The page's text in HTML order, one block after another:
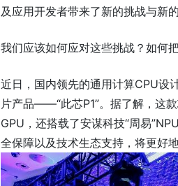
及应用开发者带来了新的挑战与新的
我们应该如何应对这些挑战？如何
近日，国内领先的通用计算CPU设
片产品——“此芯P1”。据了解，这
GPU，还搭载了安谋科技“周易
全保障以及技术生态支持，将更好